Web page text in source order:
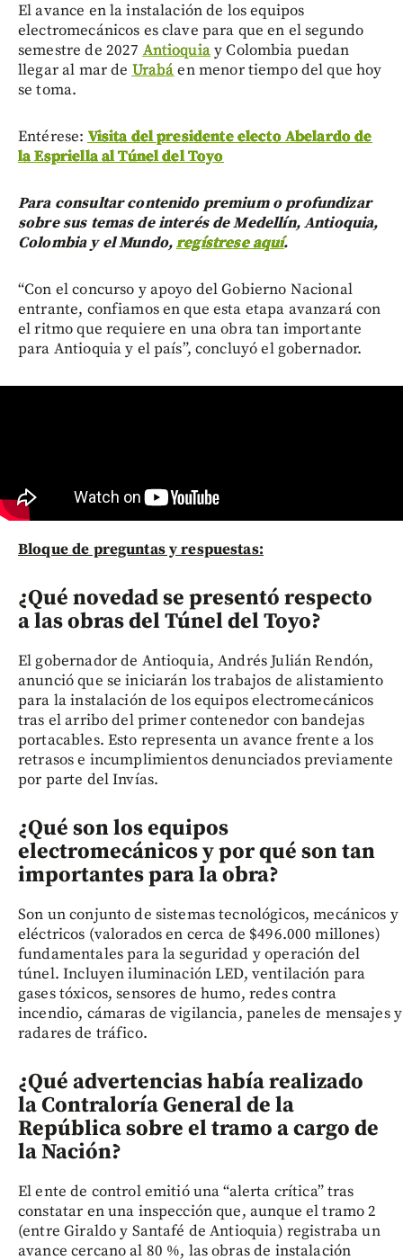
El avance en la instalación de los equipos
electromecánicos es clave para que en el segundo
semestre de 2027Antioquiay Colombia puedan
llegar al mar deUrabáen menor tiempo del que hoy
se toma.
Entérese:Visita del presidente electo Abelardo de
la Espriella al Túnel del Toyo
Para consultar contenido premium o profundizar
sobre sus temas de interés de Medellín, Antioquia,
Colombia y el Mundo,regístrese aquí.
“Con el concurso y apoyo del Gobierno Nacional
entrante, confiamos en que esta etapa avanzará con
el ritmo que requiere en una obra tan importante
para Antioquia y el país”, concluyó el gobernador.
Bloque de preguntas y respuestas:
¿Qué novedad se presentó respecto
a las obras del Túnel del Toyo?
El gobernador de Antioquia, Andrés Julián Rendón,
anunció que se iniciarán los trabajos de alistamiento
para la instalación de los equipos electromecánicos
tras el arribo del primer contenedor con bandejas
portacables. Esto representa un avance frente a los
retrasos e incumplimientos denunciados previamente
por parte del Invías.
¿Qué son los equipos
electromecánicos y por qué son tan
importantes para la obra?
Son un conjunto de sistemas tecnológicos, mecánicos y
eléctricos (valorados en cerca de $496.000 millones)
fundamentales para la seguridad y operación del
túnel. Incluyen iluminación LED, ventilación para
gases tóxicos, sensores de humo, redes contra
incendio, cámaras de vigilancia, paneles de mensajes y
radares de tráfico.
¿Qué advertencias había realizado
la Contraloría General de la
República sobre el tramo a cargo de
la Nación?
El ente de control emitió una “alerta crítica” tras
constatar en una inspección que, aunque el tramo 2
(entre Giraldo y Santafé de Antioquia) registraba un
avance cercano al 80 %, las obras de instalación